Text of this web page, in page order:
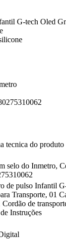
G-tech Oled
tecnica do produto
selo do Inmetro,
de pulso Infantil
Transporte, 01
Cordão de
Instruções